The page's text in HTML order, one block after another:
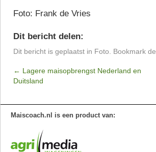
Foto: Frank de Vries
Dit bericht delen:
Dit bericht is geplaatst in Foto . Bookmark de
← Lagere maisopbrengst Nederland en
Duitsland
Maiscoach.nl is een product van: